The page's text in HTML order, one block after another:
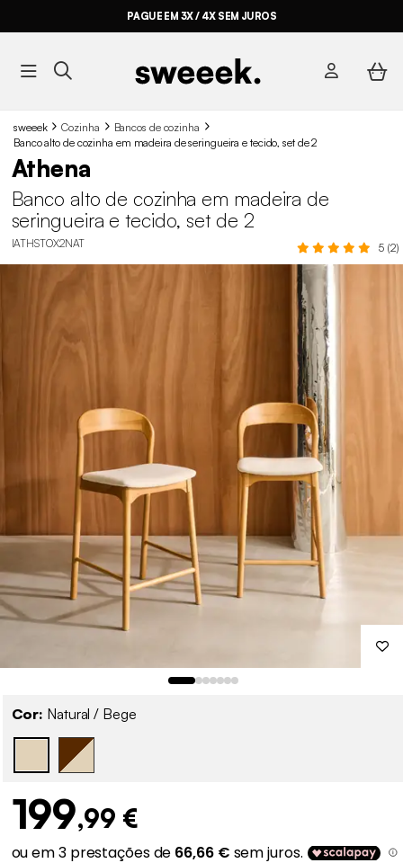
PAGUE EM 3X / 4X SEM JUROS
sweeek Cozinha
Bancos de cozinha
Banco alto de cozinha em madeira de seringueira e tecido, set de 2
Athena
Banco alto de cozinha em madeira de
seringueira e tecido, set de 2
IATHSTOX2NAT 5 (2)
Cor: Natural / Bege
199,99 €